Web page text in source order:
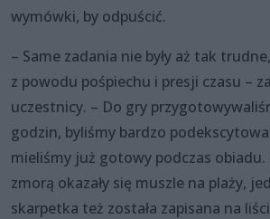
wymówki, by odpuścić.
– Same zadania nie były aż tak
z powodu pośpiechu i presji czasu –
uczestnicy. – Do gry
godzin, byliśmy bardzo
mieliśmy już gotowy podczas obiadu.
zmorą okazały się muszle na plaży,
skarpetka też została zapisana na